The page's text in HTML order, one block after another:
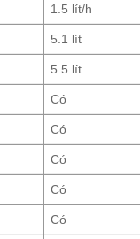
1.5 lít/h
5.1 lít
5.5 lít
Có
Có
Có
Có
Có